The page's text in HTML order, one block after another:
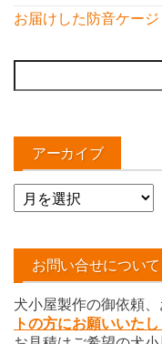
お届けした防音ケージ
索:
アーカイブ
ア
ー
イ
お問い合せについて
犬小屋製作の御依頼
トの方にお願いいたし